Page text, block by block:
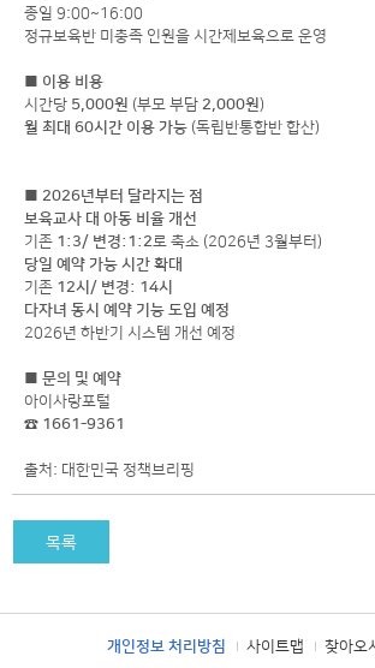
종일 9:00~16:00
정규보육반 미충족 인원을 시간제보육으로 운영
■ 이용 비용
시간당 5,000원 (부모 부담 2,000원)
월 최대 60시간 이용 가능 (독립반통합반 합산)
■ 2026년부터 달라지는 점
보육교사 대 아동 비율 개선
기존 1:3/ 변경:1:2로 축소 (2026년 3월부터)
당일 예약 가능 시간 확대
기존 12시/ 변경: 14시
다자녀 동시 예약 기능 도입 예정
2026년 하반기 시스템 개선 예정
■ 문의 및 예약
아이사랑포털
☎ 1661-9361
출처: 대한민국 정책브리핑
목록
개인정보 처리방침 사이트맵 찾아오